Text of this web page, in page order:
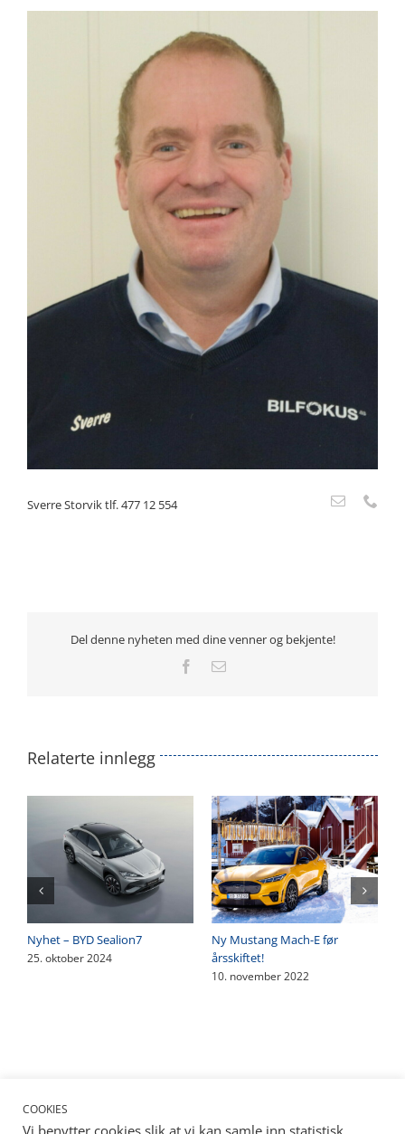
Sverre Storvik tlf. 477 12 554
Del denne nyheten med dine venner og bekjente!
Facebook
E-
Relaterte innlegg
Stor interesse for nye Ford
Kuga PHV
Stor bruktbilkampanje i juni
15. mai 2026
COOKIES
Vi benytter cookies slik at vi kan samle inn statistisk